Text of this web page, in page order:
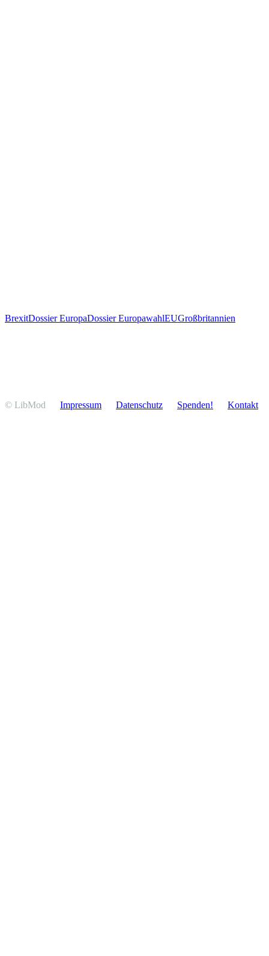
BrexitDossier EuropaDossier EuropawahlEUGroßbritannien
© LibMod Impressum Daten­schutz Spenden! Kontakt